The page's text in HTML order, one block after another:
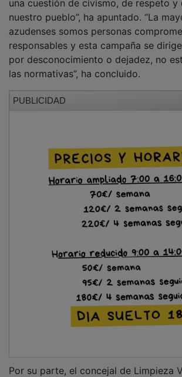
del Ayuntamiento, compuesto por 35
trabajo, “ingrato, pero muy necesario”
la importancia de la colaboración
una ciudad esté limpia no solo
operarios de limpieza, que todos los
calles, depende de cada uno de
de los vecinos”, ha explicado.
gasto extra que conllevan estos
cívicos: “el Ayuntamiento de
300.000 euros en corregir este mal
servicios públicos”.